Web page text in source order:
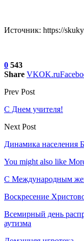
Источник: https://
0 543
Share VKOK.ru
Prev Post
С Днем учителя!
Next Post
Динамика населения
You might also like
С Международным
Воскресение
Всемирный день
аутизма